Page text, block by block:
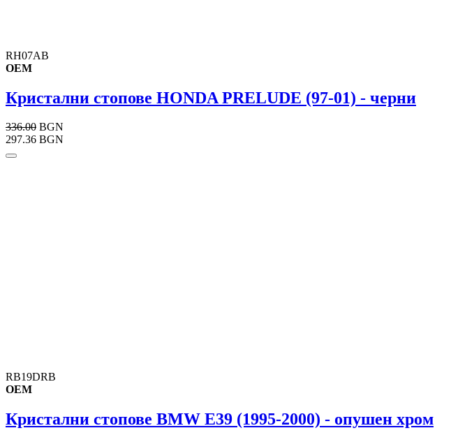
RH07AB
OEM
Кристални стопове HONDA PRELUDE (97-01) - черни
336.00 BGN
297.36 BGN
RB19DRB
OEM
Кристални стопове BMW E39 (1995-2000) - опушен хром